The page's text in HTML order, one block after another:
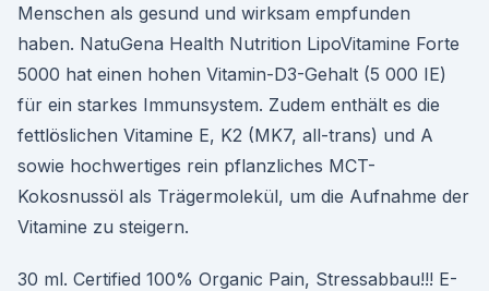
Menschen als gesund und wirksam empfunden
haben. NatuGena Health Nutrition LipoVitamine Forte
5000 hat einen hohen Vitamin-D3-Gehalt (5 000 IE)
für ein starkes Immunsystem. Zudem enthält es die
fettlöslichen Vitamine E, K2 (MK7, all-trans) und A
sowie hochwertiges rein pflanzliches MCT-
Kokosnussöl als Trägermolekül, um die Aufnahme der
Vitamine zu steigern.
30 ml. Certified 100% Organic Pain, Stressabbau!!! E-